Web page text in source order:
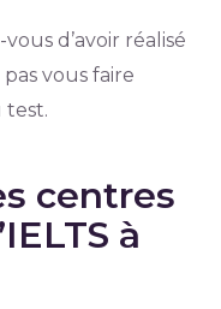
d’avoir réalisé
vous faire
centres
à